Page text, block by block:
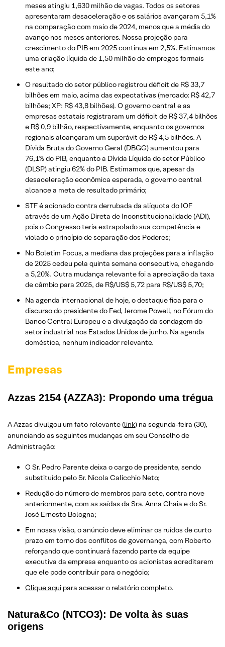
meses atingiu 1,630 milhão de vagas. Todos os setores
apresentaram desaceleração e os salários avançaram 5,1%
na comparação com maio de 2024, menos que a média do
avanço nos meses anteriores. Nossa projeção para
crescimento do PIB em 2025 continua em 2,5%. Estimamos
uma criação líquida de 1,50 milhão de empregos formais
este ano;
O resultado do setor público registrou déficit de R$ 33,7
bilhões em maio, acima das expectativas (mercado: R$ 42,7
bilhões; XP: R$ 43,8 bilhões). O governo central e as
empresas estatais registraram um déficit de R$ 37,4 bilhões
e R$ 0,9 bilhão, respectivamente, enquanto os governos
regionais alcançaram um superávit de R$ 4,5 bilhões. A
Dívida Bruta do Governo Geral (DBGG) aumentou para
76,1% do PIB, enquanto a Dívida Líquida do setor Público
(DLSP) atingiu 62% do PIB. Estimamos que, apesar da
desaceleração econômica esperada, o governo central
alcance a meta de resultado primário;
STF é acionado contra derrubada da alíquota do IOF
através de um Ação Direta de Inconstitucionalidade (ADI),
pois o Congresso teria extrapolado sua competência e
violado o princípio de separação dos Poderes;
No Boletim Focus, a mediana das projeções para a inflação
de 2025 cedeu pela quinta semana consecutiva, chegando
a 5,20%. Outra mudança relevante foi a apreciação da taxa
de câmbio para 2025, de R$/US$ 5,72 para R$/US$ 5,70;
Na agenda internacional de hoje, o destaque fica para o
discurso do presidente do Fed, Jerome Powell, no Fórum do
Banco Central Europeu e a divulgação da sondagem do
setor industrial nos Estados Unidos de junho. Na agenda
doméstica, nenhum indicador relevante.
Empresas
Azzas 2154 (AZZA3): Propondo uma trégua
A Azzas divulgou um fato relevante (link) na segunda-feira (30),
anunciando as seguintes mudanças em seu Conselho de
Administração:
O Sr. Pedro Parente deixa o cargo de presidente, sendo
substituído pelo Sr. Nicola Calicchio Neto;
Redução do número de membros para sete, contra nove
anteriormente, com as saídas da Sra. Anna Chaia e do Sr.
José Ernesto Bologna;
Em nossa visão, o anúncio deve eliminar os ruídos de curto
prazo em torno dos conflitos de governança, com Roberto
reforçando que continuará fazendo parte da equipe
executiva da empresa enquanto os acionistas acreditarem
que ele pode contribuir para o negócio;
Clique aqui para acessar o relatório completo.
Natura&Co (NTCO3): De volta às suas
origens